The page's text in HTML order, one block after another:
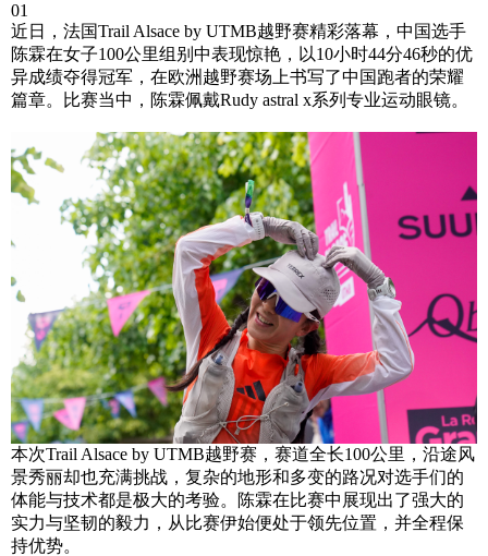
01
近日，法国Trail Alsace by UTMB越野赛精彩落幕，中国选手
陈霖在女子100公里组别中表现惊艳，以10小时44分46秒的优
异成绩夺得冠军，在欧洲越野赛场上书写了中国跑者的荣耀
篇章。比赛当中，陈霖佩戴Rudy astral x系列专业运动眼镜。
本次Trail Alsace by UTMB越野赛，赛道全长100公里，沿途风
景秀丽却也充满挑战，复杂的地形和多变的路况对选手们的
体能与技术都是极大的考验。陈霖在比赛中展现出了强大的
实力与坚韧的毅力，从比赛伊始便处于领先位置，并全程保
持优势。